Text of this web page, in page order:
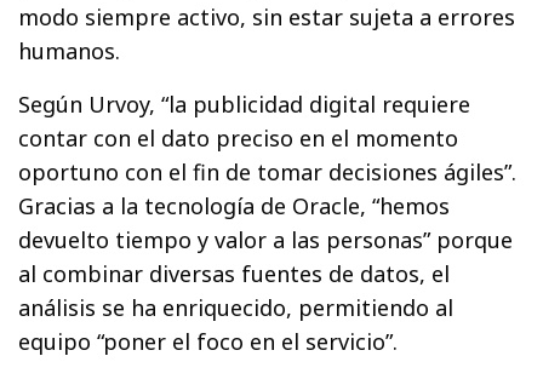
modo siempre activo, sin estar sujeta a errores
humanos.
Según Urvoy, “la publicidad digital requiere
contar con el dato preciso en el momento
oportuno con el fin de tomar decisiones ágiles”.
Gracias a la tecnología de Oracle, “hemos
devuelto tiempo y valor a las personas” porque
al combinar diversas fuentes de datos, el
análisis se ha enriquecido, permitiendo al
equipo “poner el foco en el servicio”.